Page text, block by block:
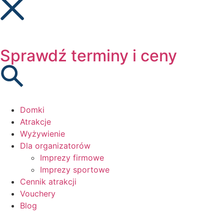
Sprawdź terminy i ceny
Domki
Atrakcje
Wyżywienie
Dla organizatorów
Imprezy firmowe
Imprezy sportowe
Cennik atrakcji
Vouchery
Blog